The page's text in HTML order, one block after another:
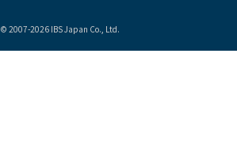
© 2007-2026 IBS Japan Co., Ltd.